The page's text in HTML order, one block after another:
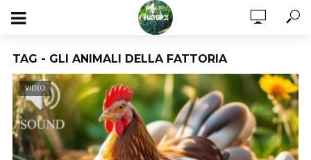
TAG - GLI ANIMALI DELLA FATTORIA
VIDEO